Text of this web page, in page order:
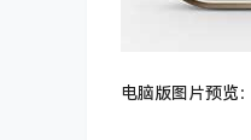
电脑版图片预览：